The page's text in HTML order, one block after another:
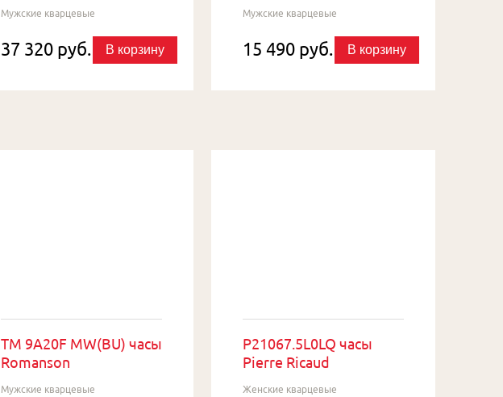
Мужские кварцевые
37 320 руб. В корзину
Мужские кварцевые
15 490 руб. В корзину
TM 9A20F MW(BU) часы
Romanson
Мужские кварцевые
P21067.5L0LQ часы
Pierre Ricaud
Женские кварцевые